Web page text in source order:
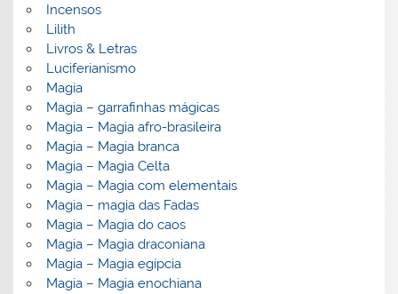
Incensos
Lilith
Livros & Letras
Luciferianismo
Magia
Magia – garrafinhas mágicas
Magia – Magia afro-brasileira
Magia – Magia branca
Magia – Magia Celta
Magia – Magia com elementais
Magia – magia das Fadas
Magia – Magia do caos
Magia – Magia draconiana
Magia – Magia egípcia
Magia – Magia enochiana